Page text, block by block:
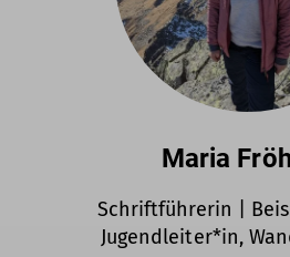
Maria
Schriftführerin |
Jugendleiter*in,